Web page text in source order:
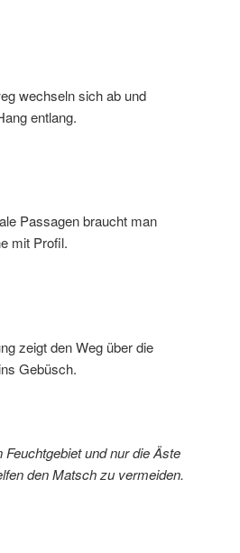
wechseln sich ab und
entlang.
Passagen braucht man
mit Profil.
zeigt den Weg über die
Gebüsch.
und nur die Äste
den Matsch zu vermeiden.